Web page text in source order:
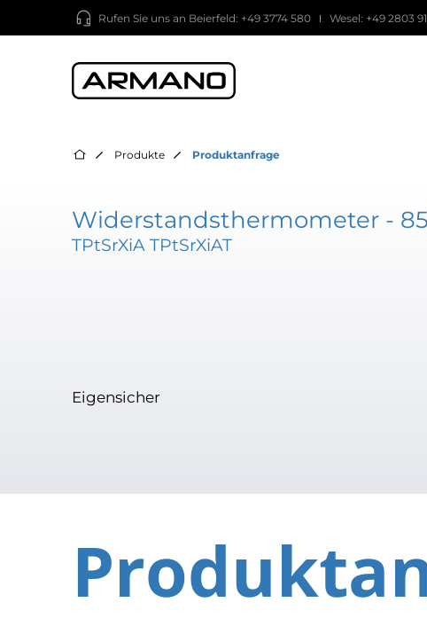
Rufen Sie uns an Beierfeld: +49 3774 580 Wesel: +49 2803
Produkte Produktanfrage
Widerstandsthermometer -
TPtSrXiA TPtSrXiAT
Eigensicher